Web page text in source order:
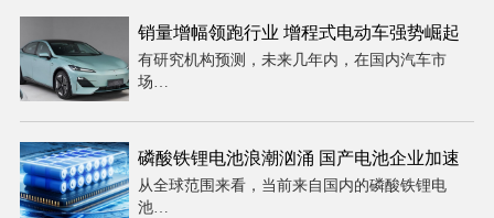
销量增幅领跑行业 增程式电动车强势崛起
有研究机构预测，未来几年内，在国内汽车市
场…
磷酸铁锂电池浪潮汹涌 国产电池企业加速
全球引领
从全球范围来看，当前来自国内的磷酸铁锂电
池…